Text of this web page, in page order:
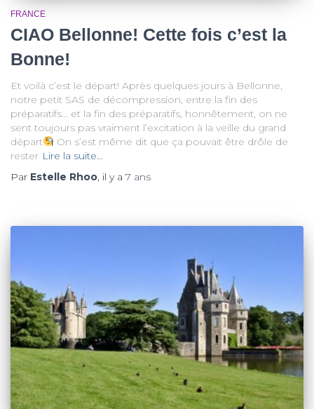
FRANCE
CIAO Bellonne! Cette fois c’est la
Bonne!
Et voilà c’est le départ! Après quelques jours à Bellonne,
notre petit SAS de décompression, entre la fin des
préparatifs… et la fin des préparatifs, honnêtement, on ne
sent toujours pas vraiment l’excitation à la veille du grand
départ
On s’est même dit que ça pouvait être drôle de
rester Lire la suite…
Par Estelle Rhoo, il y a 7 ans